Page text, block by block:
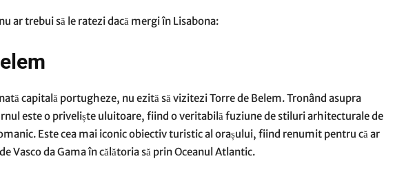
ar trebui să le ratezi dacă mergi în Lisabona:
capitală portugheze, nu ezită să vizitezi Torre de Belem. Tronând asupra
este o priveliște uluitoare, fiind o veritabilă fuziune de stiluri arhitecturale de
Este cea mai iconic obiectiv turistic al orașului, fiind renumit pentru că ar
Vasco da Gama în călătoria să prin Oceanul Atlantic.